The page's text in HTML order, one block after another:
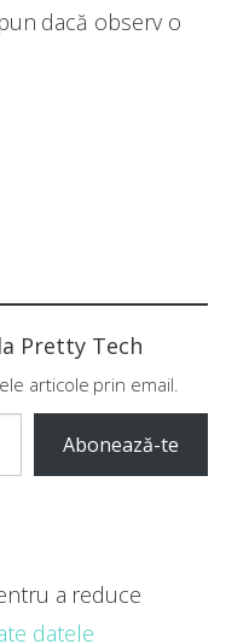
dacă observ o
Pretty Tech
articole prin email.
Abonează-te
a reduce
datele